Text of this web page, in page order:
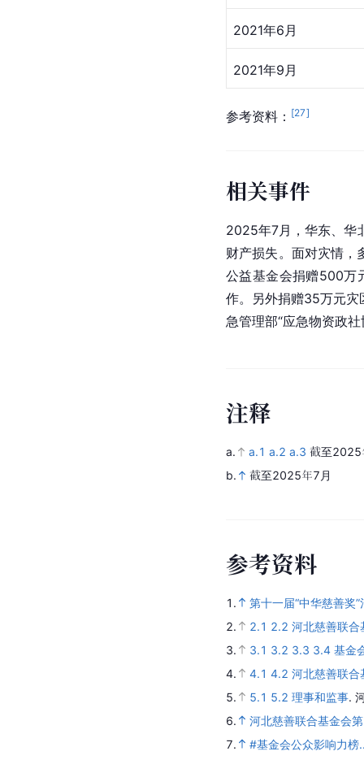
2021年6月
2021年9月
参考资料： [27]
相关事件
2025年7月，华东、华
财产损失。面对灾情，
公益基金会捐赠500万
作。另外捐赠35万元灾
急管理部“应急物资政
注释
a. a.1 a.2 a.3 截至2025
b.
截至2025年7月
参考资料
1.
第十一届“中华慈善奖
2.
2.1 2.2 河北慈善联合
3.
3.1 3.2 3.3 3.4 基金
4.
4.1 4.2 河北慈善联合
5.
5.1 5.2 理事和监事.
6.
河北慈善联合基金会
7.
#基金会公众影响力榜